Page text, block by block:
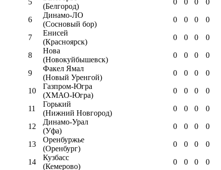
5
(Белгород)
0 0 0 0
6
Динамо-ЛО
(Сосновый бор)
0 0 0 0
7
Енисей
(Красноярск)
0 0 0 0
8
Нова
(Новокуйбышевск)
0 0 0 0
9
Факел Ямал
(Новый Уренгой)
0 0 0 0
10
Газпром-Югра
(ХМАО-Югра)
0 0 0 0
11
Горький
(Нижний Новгород)
0 0 0 0
12
Динамо-Урал
(Уфа)
0 0 0 0
13
Оренбуржье
(Оренбург)
0 0 0 0
14
Кузбасс
(Кемерово)
0 0 0 0